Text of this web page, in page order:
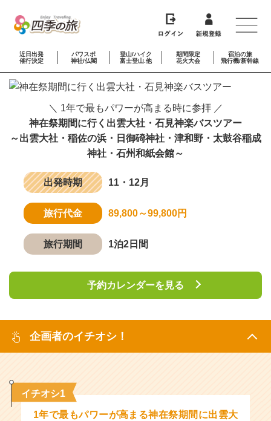
近日出発
催行決定
パワスポ
神社/仏閣
登山/ハイク
富士登山.他
期間限定
花火大会
宿泊の旅
飛行機/新幹線
＼ 1年で最もパワーが高まる時に参拝 ／
神在祭期間に行く出雲大社・石見神楽バスツアー
～出雲大社・稲佐の浜・日御碕神社・津和野・太鼓谷稲成
神社・石州和紙会館～
出発時期 11・12月
旅行代金 89,800～99,800円
旅行期間 1泊2日間
予約カレンダーを見る
企画者のイチオシ！
イチオシ1
1年で最もパワーが高まる神在祭期間に出雲大